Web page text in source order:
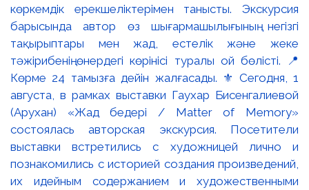
көркемдік ерекшеліктерімен танысты. Экскурсия
барысында автор өз шығармашылығының негізгі
тақырыптары мен жад, естелік және жеке
тәжірибенің өнердегі көрінісі туралы ой бөлісті. 📍
Көрме 24 тамызға дейін жалғасады. ⚜️ Сегодня, 1
августа, в рамках выставки Гаухар Бисенгалиевой
(Арухан) «Жад бедері / Matter of Memory»
состоялась авторская экскурсия. Посетители
выставки встретились с художницей лично и
познакомились с историей создания произведений,
их идейным содержанием и художественными